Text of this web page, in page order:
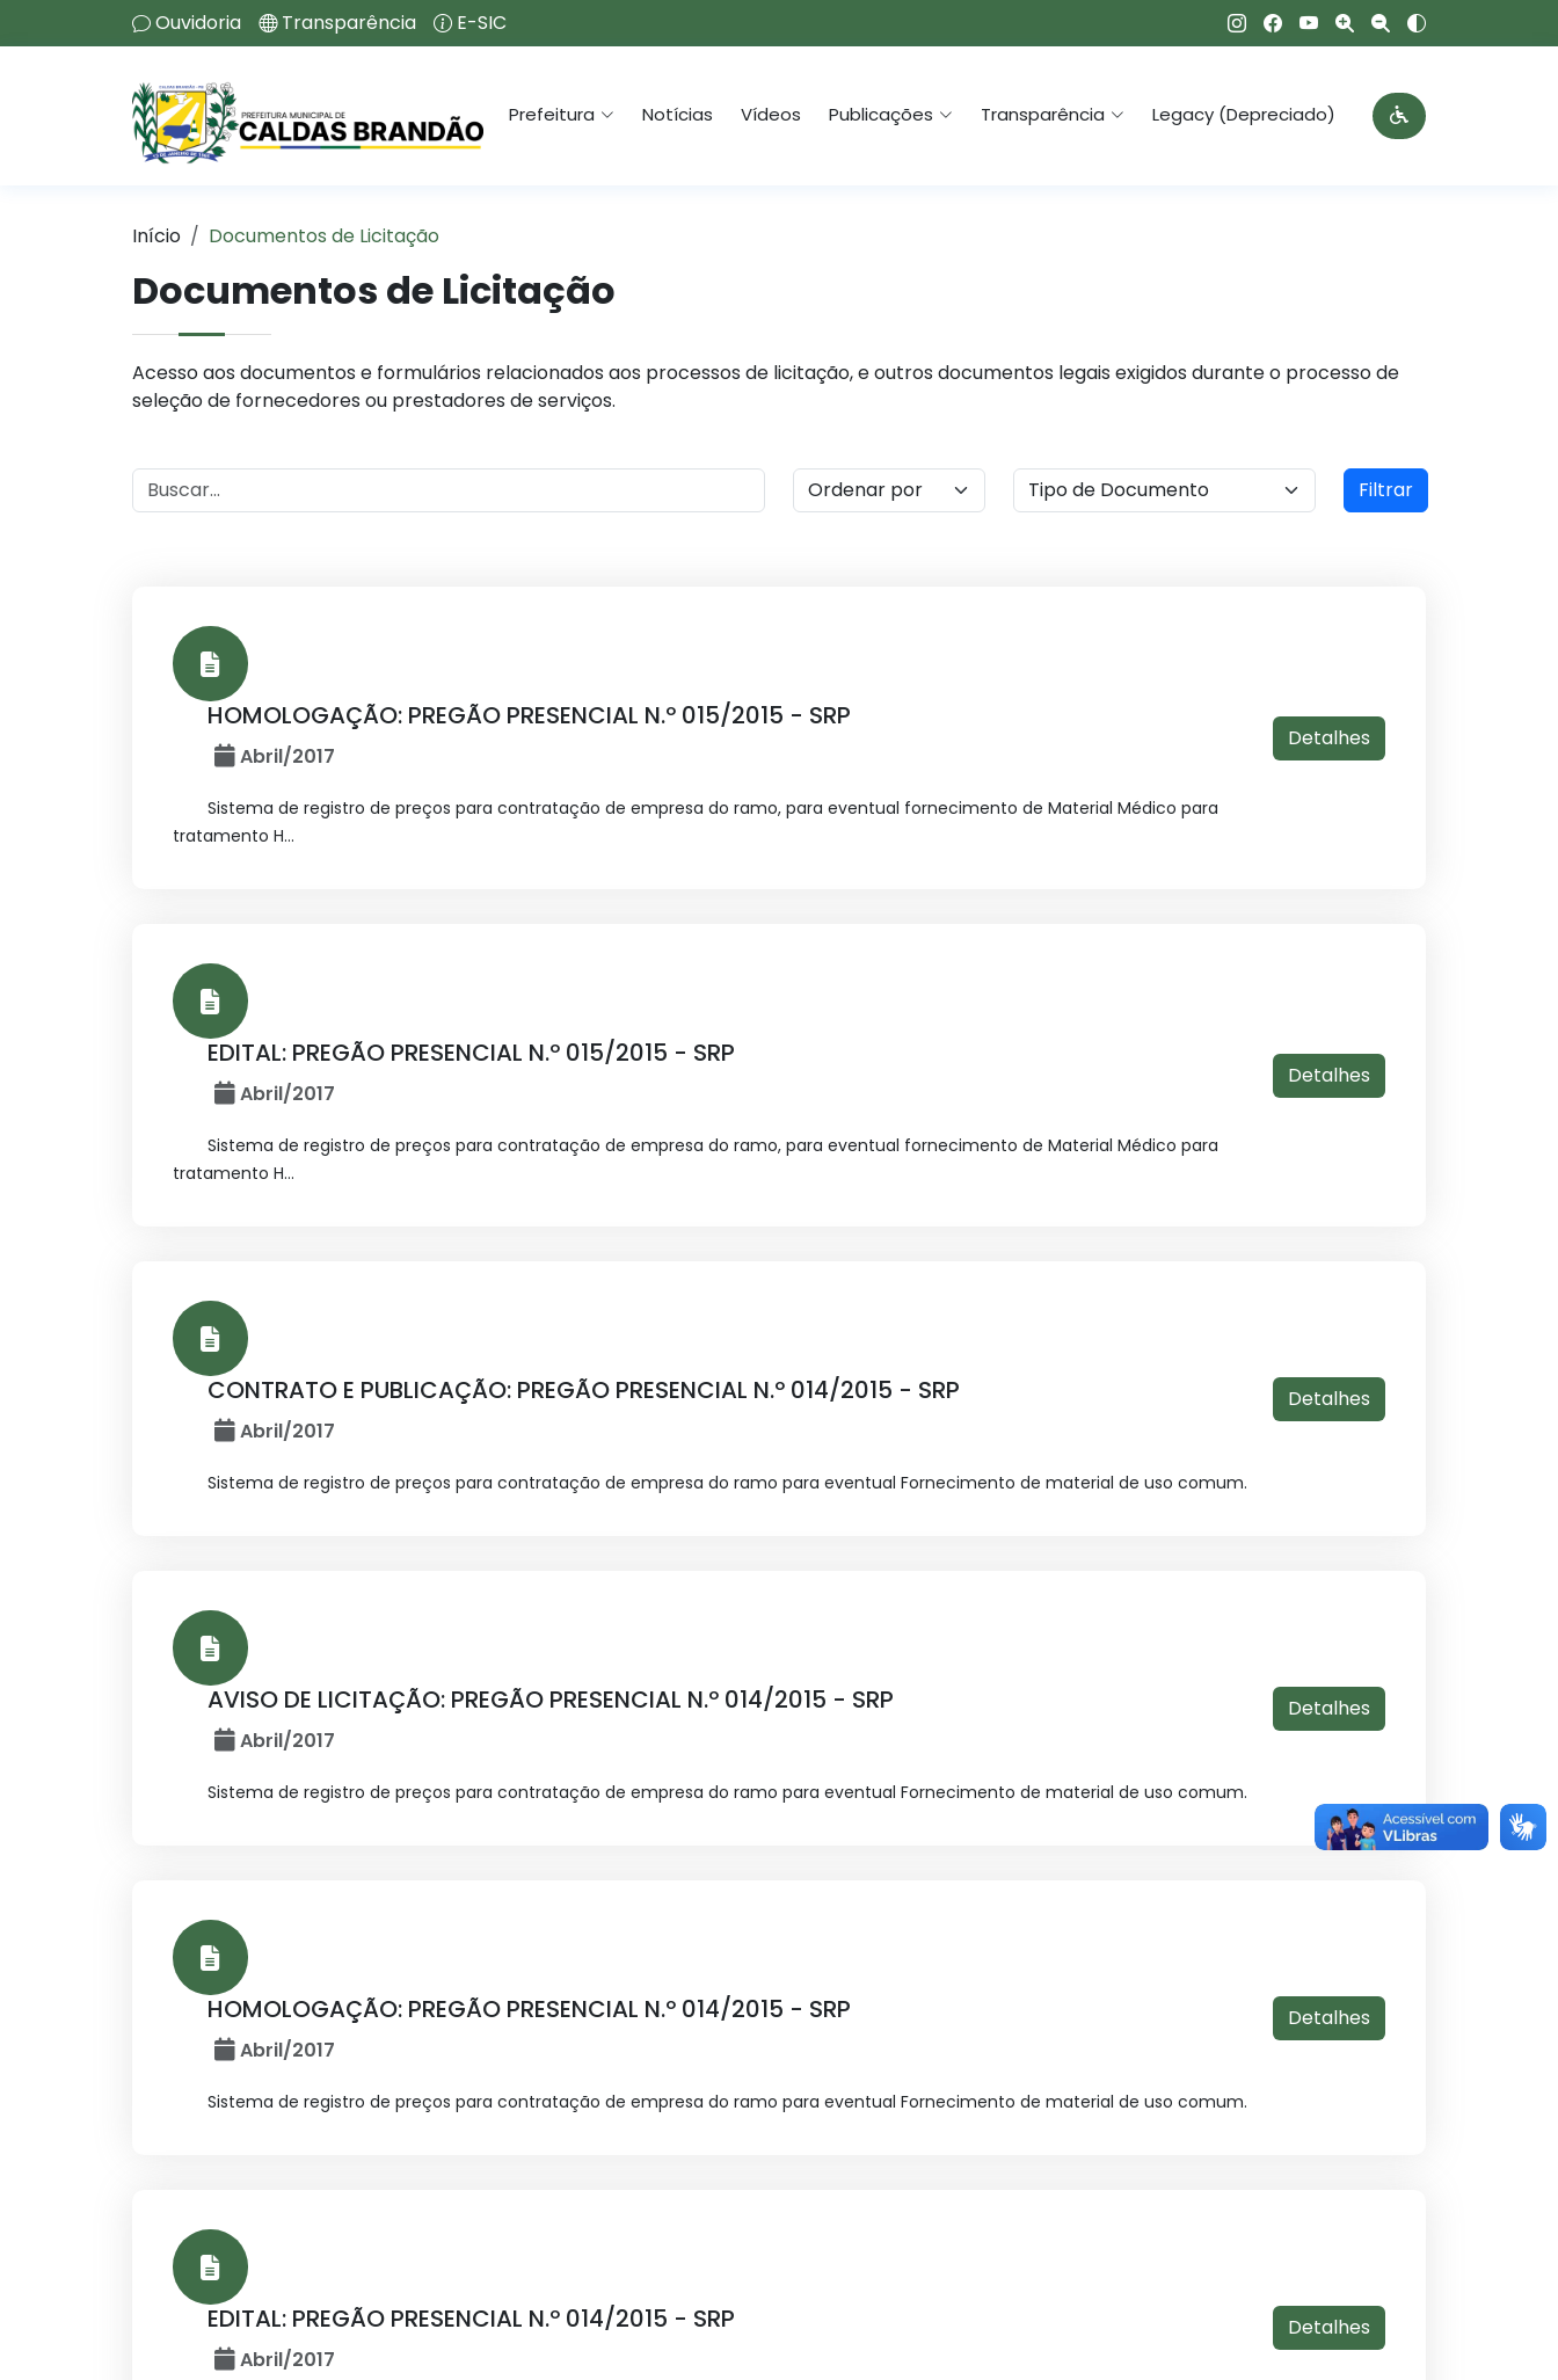
Ouvidoria Transparência E-SIC
Prefeitura Notícias Vídeos Publicações Transparência Legacy (Depreciado)
Início Documentos de Licitação
Documentos de Licitação
Acesso aos documentos e formulários relacionados aos processos de licitação, e outros documentos legais exigidos durante o processo de
seleção de fornecedores ou prestadores de serviços.
Filtrar
HOMOLOGAÇÃO: PREGÃO PRESENCIAL N.º 015/2015 - SRP
Abril/2017
Sistema de registro de preços para contratação de empresa do ramo, para eventual fornecimento de Material Médico para
tratamento H...
Detalhes
EDITAL: PREGÃO PRESENCIAL N.º 015/2015 - SRP
Abril/2017
Sistema de registro de preços para contratação de empresa do ramo, para eventual fornecimento de Material Médico para
tratamento H...
Detalhes
CONTRATO E PUBLICAÇÃO: PREGÃO PRESENCIAL N.º 014/2015 - SRP
Abril/2017
Sistema de registro de preços para contratação de empresa do ramo para eventual Fornecimento de material de uso comum.
Detalhes
AVISO DE LICITAÇÃO: PREGÃO PRESENCIAL N.º 014/2015 - SRP
Abril/2017
Sistema de registro de preços para contratação de empresa do ramo para eventual Fornecimento de material de uso comum.
Detalhes
HOMOLOGAÇÃO: PREGÃO PRESENCIAL N.º 014/2015 - SRP
Abril/2017
Sistema de registro de preços para contratação de empresa do ramo para eventual Fornecimento de material de uso comum.
Detalhes
EDITAL: PREGÃO PRESENCIAL N.º 014/2015 - SRP
Abril/2017
Detalhes